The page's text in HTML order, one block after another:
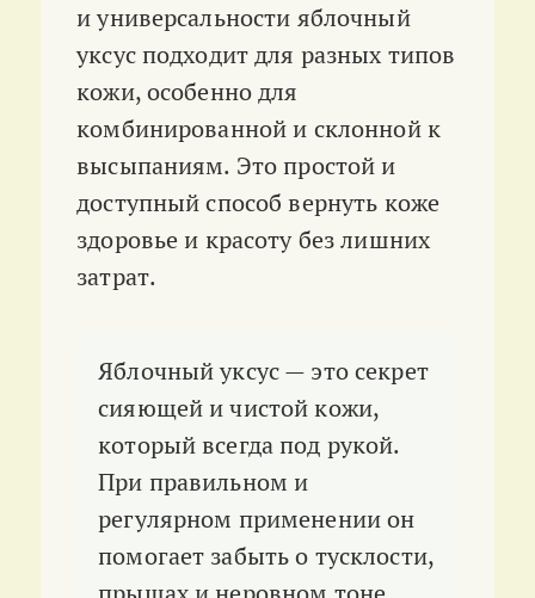
и универсальности яблочный
уксус подходит для разных типов
кожи, особенно для
комбинированной и склонной к
высыпаниям. Это простой и
доступный способ вернуть коже
здоровье и красоту без лишних
затрат.
Яблочный уксус — это секрет
сияющей и чистой кожи,
который всегда под рукой.
При правильном и
регулярном применении он
помогает забыть о тусклости,